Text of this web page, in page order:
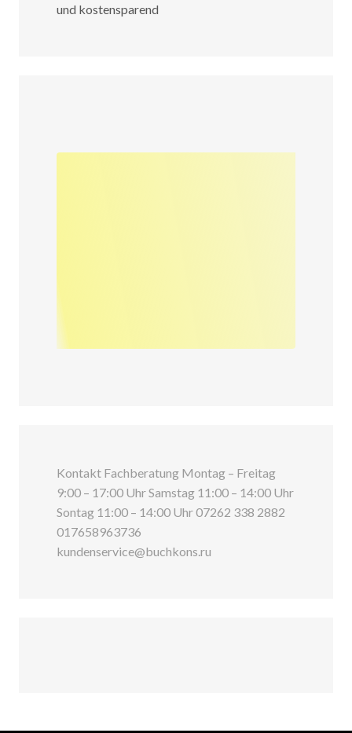
und kostensparend
Kontakt Fachberatung Montag – Freitag
9:00 – 17:00 Uhr Samstag 11:00 – 14:00 Uhr
Sontag 11:00 – 14:00 Uhr 07262 338 2882
017658963736
kundenservice@buchkons.ru